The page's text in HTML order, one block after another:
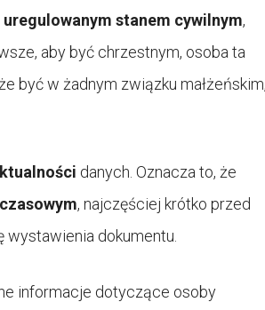
stanem cywilnym,
aby być chrzestnym, osoba ta
być w żadnym związku małżeńskim,
danych. Oznacza to, że
, najczęściej krótko przed
dokumentu.
informacje dotyczące osoby